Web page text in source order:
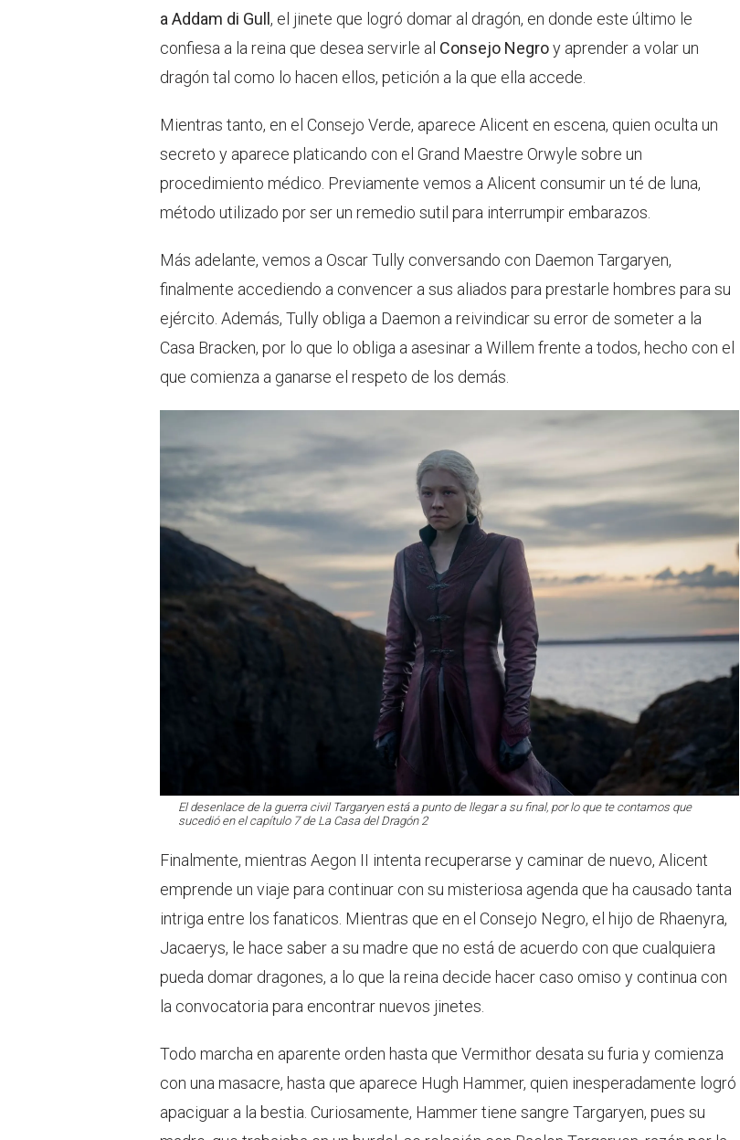
a Addam di Gull, el jinete que logró domar al dragón, en donde este último le
confiesa a la reina que desea servirle al Consejo Negroy aprender a volar un
dragón tal como lo hacen ellos, petición a la que ella accede.
Mientras tanto, en el Consejo Verde, aparece Alicent en escena, quien oculta un
secreto y aparece platicando con el Grand Maestre Orwyle sobre un
procedimiento médico. Previamente vemos a Alicent consumir un té de luna,
método utilizado por ser un remedio sutil para interrumpir embarazos.
Más adelante, vemos a Oscar Tully conversando con Daemon Targaryen,
finalmente accediendo a convencer a sus aliados para prestarle hombres para su
ejército. Además, Tully obliga a Daemon a reivindicar su error de someter a la
Casa Bracken, por lo que lo obliga a asesinar a Willem frente a todos, hecho con el
que comienza a ganarse el respeto de los demás.
El desenlace de la guerra civil Targaryen está a punto de llegar a su final, por lo que te contamos que
sucedió en el capítulo 7 de La Casa del Dragón 2
Finalmente, mientras Aegon II intenta recuperarse y caminar de nuevo, Alicent
emprende un viaje para continuar con su misteriosa agenda que ha causado tanta
intriga entre los fanaticos. Mientras que en el Consejo Negro, el hijo de Rhaenyra,
Jacaerys, le hace saber a su madre que no está de acuerdo con que cualquiera
pueda domar dragones, a lo que la reina decide hacer caso omiso y continua con
la convocatoria para encontrar nuevos jinetes.
Todo marcha en aparente orden hasta que Vermithor desata su furia y comienza
con una masacre, hasta que aparece Hugh Hammer, quien inesperadamente logró
apaciguar a la bestia. Curiosamente, Hammer tiene sangre Targaryen, pues su